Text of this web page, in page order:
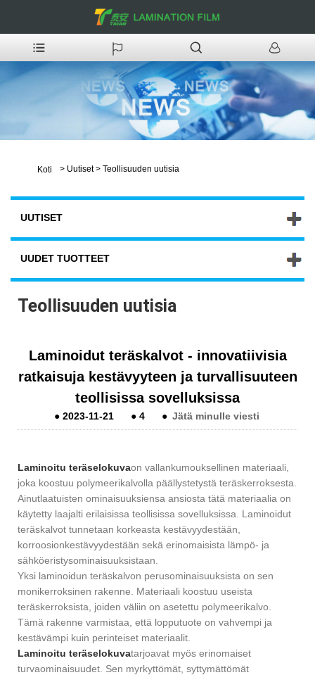
Koti > Uutiset > Teollisuuden uutisia
UUTISET
UUDET TUOTTEET
Teollisuuden uutisia
​Laminoidut teräskalvot - innovatiivisia
ratkaisuja kestävyyteen ja turvallisuuteen
teollisissa sovelluksissa
● 2023-11-21 ● 4 ● Jätä minulle viesti
Laminoitu teräselokuvaon vallankumouksellinen materiaali,
joka koostuu polymeerikalvolla päällystetystä teräskerroksesta.
Ainutlaatuisten ominaisuuksiensa ansiosta tätä materiaalia on
käytetty laajalti erilaisissa teollisissa sovelluksissa. Laminoidut
teräskalvot tunnetaan korkeasta kestävyydestään,
korroosionkestävyydestään sekä erinomaisista lämpö- ja
sähköeristysominaisuuksistaan.
Yksi laminoidun teräskalvon perusominaisuuksista on sen
monikerroksinen rakenne. Materiaali koostuu useista
teräskerroksista, joiden väliin on asetettu polymeerikalvo.
Tämä rakenne varmistaa, että lopputuote on vahvempi ja
kestävämpi kuin perinteiset materiaalit.
Laminoitu teräselokuvatarjoavat myös erinomaiset
turvaominaisuudet. Sen myrkyttömät, syttymättömät